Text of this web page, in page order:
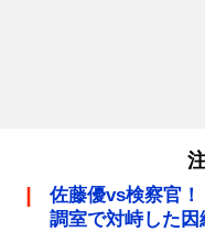
佐藤優vs検察官
調室で対峙した